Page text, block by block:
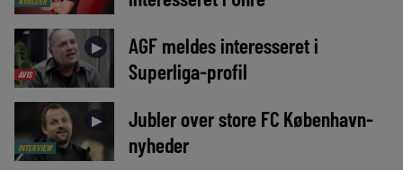
AVIS
►
AGF meldes interesseret i
Superliga-profil
INTERVIEW
►
Jubler over store FC København-
nyheder